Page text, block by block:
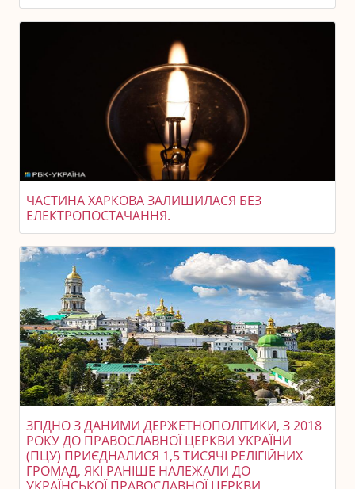
ЧАСТИНА ХАРКОВА ЗАЛИШИЛАСЯ БЕЗ
ЕЛЕКТРОПОСТАЧАННЯ.
ЗГІДНО З ДАНИМИ ДЕРЖЕТНОПОЛІТИКИ, З 2018
РОКУ ДО ПРАВОСЛАВНОЇ ЦЕРКВИ УКРАЇНИ
(ПЦУ) ПРИЄДНАЛИСЯ 1,5 ТИСЯЧІ РЕЛІГІЙНИХ
ГРОМАД, ЯКІ РАНІШЕ НАЛЕЖАЛИ ДО
УКРАЇНСЬКОЇ ПРАВОСЛАВНОЇ ЦЕРКВИ